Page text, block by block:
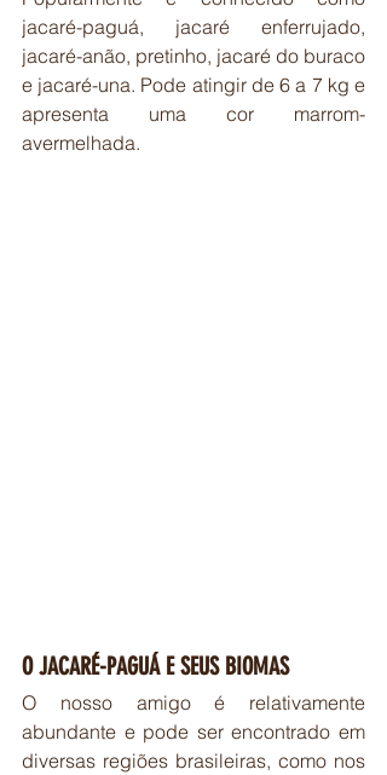
jacaré-paguá, jacaré enferrujado,
jacaré-anão, pretinho, jacaré do buraco
e jacaré-una. Pode atingir de 6 a 7 kg e
apresenta uma cor marrom-
avermelhada.
O JACARÉ-PAGUÁ E SEUS BIOMAS
O nosso amigo é relativamente
abundante e pode ser encontrado em
diversas regiões brasileiras, como nos